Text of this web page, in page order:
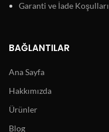
Garanti ve İade Koşulları
BAĞLANTILAR
Ana Sayfa
Hakkımızda
Ürünler
Blog